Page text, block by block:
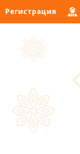
Регистрация